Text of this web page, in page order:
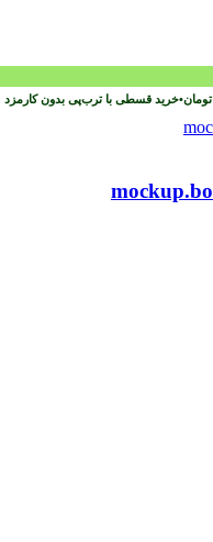
تومان•خرید قسطی با ترب‌پی بدون کارمزد